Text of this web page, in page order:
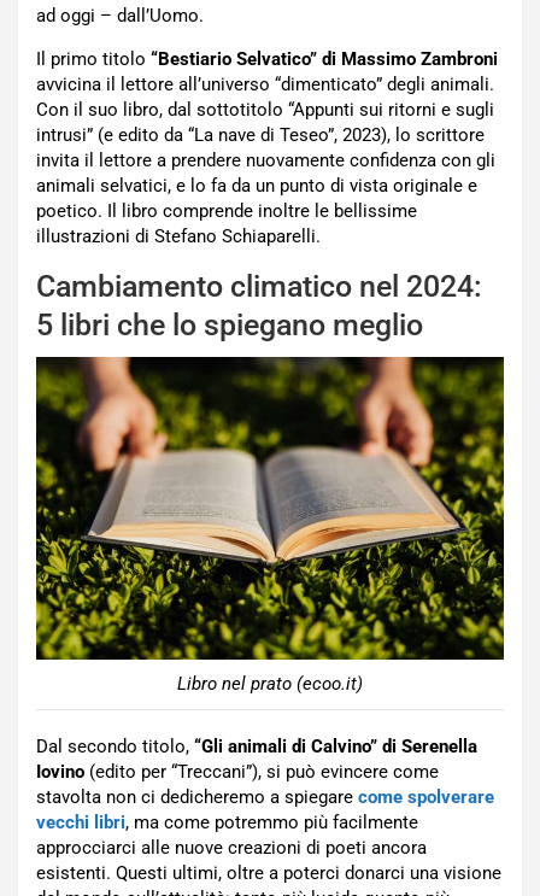
ad oggi – dall’Uomo.
Il primo titolo “Bestiario Selvatico” di Massimo Zambroni
avvicina il lettore all’universo “dimenticato” degli animali.
Con il suo libro, dal sottotitolo “Appunti sui ritorni e sugli
intrusi” (e edito da “La nave di Teseo”, 2023), lo scrittore
invita il lettore a prendere nuovamente confidenza con gli
animali selvatici, e lo fa da un punto di vista originale e
poetico. Il libro comprende inoltre le bellissime
illustrazioni di Stefano Schiaparelli.
Cambiamento climatico nel 2024:
5 libri che lo spiegano meglio
Libro nel prato (ecoo.it)
Dal secondo titolo, “Gli animali di Calvino” di Serenella
Iovino (edito per “Treccani”), si può evincere come
stavolta non ci dedicheremo a spiegare come spolverare
vecchi libri, ma come potremmo più facilmente
approcciarci alle nuove creazioni di poeti ancora
esistenti. Questi ultimi, oltre a poterci donarci una visione